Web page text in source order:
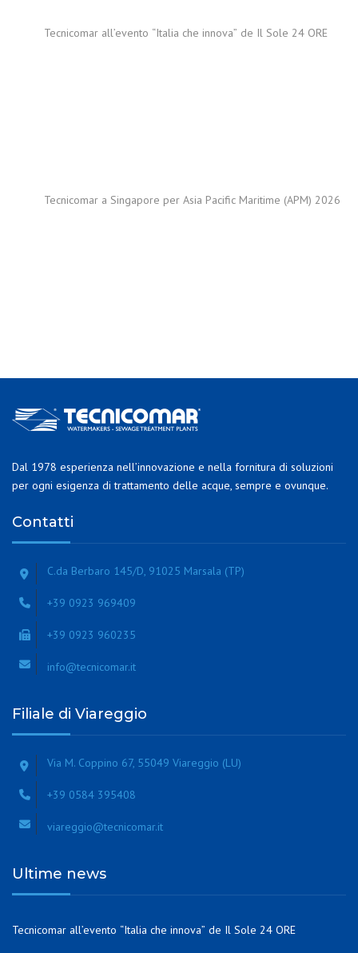
Tecnicomar all’evento “Italia che innova” de Il Sole 24 ORE
Tecnicomar a Singapore per Asia Pacific Maritime (APM) 2026
Dal 1978 esperienza nell’innovazione e nella fornitura di soluzioni
per ogni esigenza di trattamento delle acque, sempre e ovunque.
Contatti
C.da Berbaro 145/D, 91025 Marsala (TP)
+39 0923 969409
+39 0923 960235
info@tecnicomar.it
Filiale di Viareggio
Via M. Coppino 67, 55049 Viareggio (LU)
+39 0584 395408
viareggio@tecnicomar.it
Ultime news
Tecnicomar all’evento “Italia che innova” de Il Sole 24 ORE